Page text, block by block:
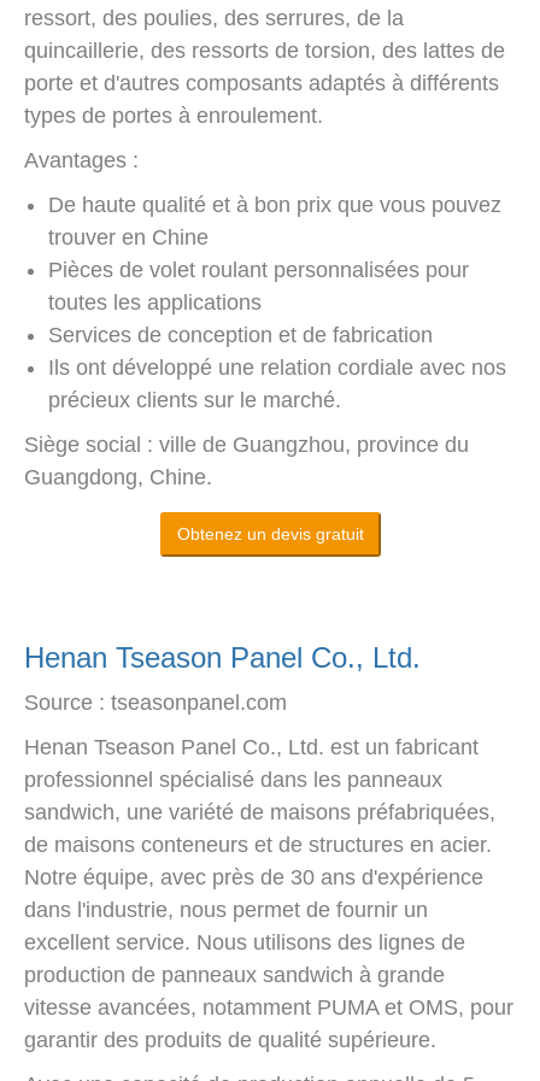
ressort, des poulies, des serrures, de la
quincaillerie, des ressorts de torsion, des lattes de
porte et d'autres composants adaptés à différents
types de portes à enroulement.
Avantages :
De haute qualité et à bon prix que vous pouvez
trouver en Chine
Pièces de volet roulant personnalisées pour
toutes les applications
Services de conception et de fabrication
Ils ont développé une relation cordiale avec nos
précieux clients sur le marché.
Siège social : ville de Guangzhou, province du
Guangdong, Chine.
Obtenez un devis gratuit
Henan Tseason Panel Co., Ltd.
Source : tseasonpanel.com
Henan Tseason Panel Co., Ltd. est un fabricant
professionnel spécialisé dans les panneaux
sandwich, une variété de maisons préfabriquées,
de maisons conteneurs et de structures en acier.
Notre équipe, avec près de 30 ans d'expérience
dans l'industrie, nous permet de fournir un
excellent service. Nous utilisons des lignes de
production de panneaux sandwich à grande
vitesse avancées, notamment PUMA et OMS, pour
garantir des produits de qualité supérieure.